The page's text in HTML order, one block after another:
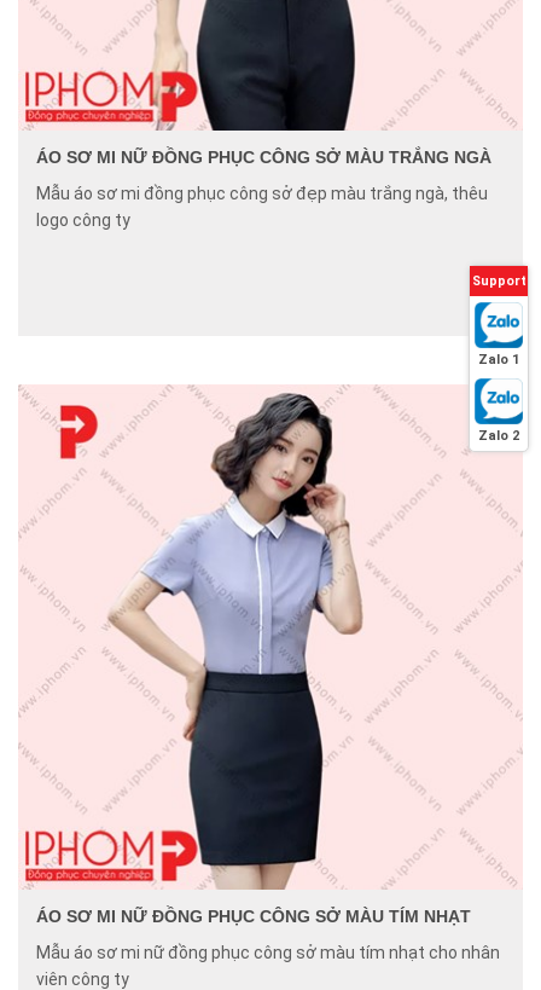
ÁO SƠ MI NỮ ĐỒNG PHỤC CÔNG SỞ MÀU TRẮNG NGÀ
Mẫu áo sơ mi đồng phục công sở đẹp màu trắng ngà, thêu
logo công ty
ÁO SƠ MI NỮ ĐỒNG PHỤC CÔNG SỞ MÀU TÍM NHẠT
Mẫu áo sơ mi nữ đồng phục công sở màu tím nhạt cho nhân
viên công ty
Support
Zalo 1
Zalo 2